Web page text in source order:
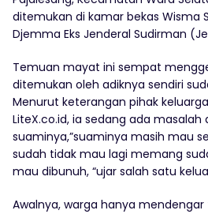
ditemukan di kamar bekas Wisma
Djemma Eks Jenderal Sudirman
Temuan mayat ini sempat
ditemukan oleh adiknya sendiri
Menurut keterangan pihak
LiteX.co.id, ia sedang ada masalah
suaminya,”suaminya masih mau
sudah tidak mau lagi memang
mau dibunuh, “ujar salah satu
Awalnya, warga hanya